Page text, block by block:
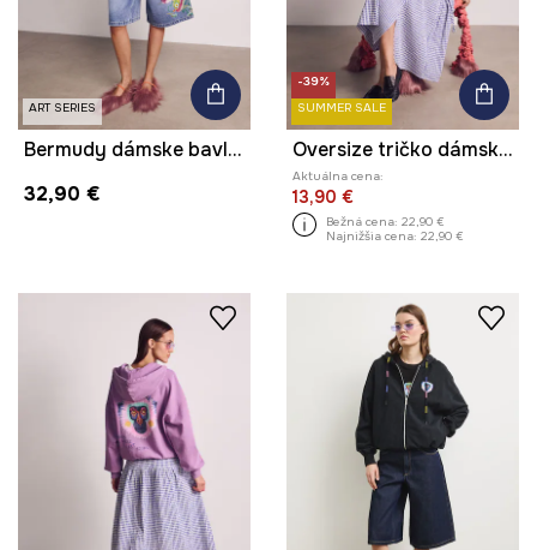
ART SERIES
Bermudy dámske bavlnené regular waist z kolekcie Kit Mizeres x Medicine
32,90 €
-39%
SUMMER SALE
Oversize tričko dámske bavlnené s elastanom z kolekcie Kit Mizeres x Medicine
Aktuálna cena:
13,90 €
Bežná cena: 22,90 €
Najnižšia cena: 22,90 €